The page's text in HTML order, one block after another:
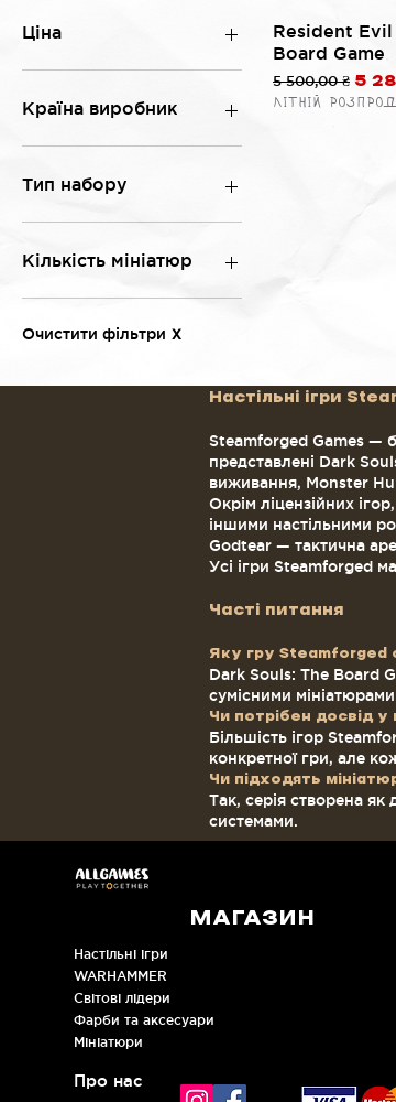
Ціна
Країна виробник
Великобританія
Тип набору
Настільна гра
Книга правил
Доповнення
Персонаж
Кількість мініатюр
1
2
Очистити фільтри X
Швидкий
Resident Evil
Board Game
Звичайна
5 500,00 ₴ За
5
Літній
Настільні ігри
Steamforged Games —
представлені Dark
виживання, Monster
Окрім ліцензійних
іншими настільними
Godtear — тактична
Усі ігри Steamforged
Часті питання
Яку гру Steamforged
Dark Souls: The Board
сумісними
Чи потрібен досвід у
Більшість ігор
конкретної гри, але
Чи підходять
Так, серія створена
системами.
МАГАЗИН
Настільні ігри
WARHAMMER
Cвітові лідери
Фарби та аксесуари
Мініатюри
Про нас